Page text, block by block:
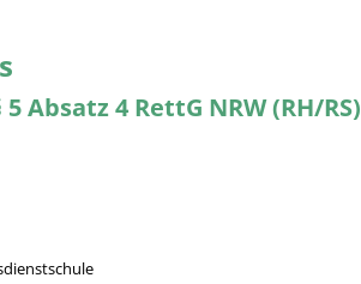
Absatz 4 RettG NRW (RH/RS)